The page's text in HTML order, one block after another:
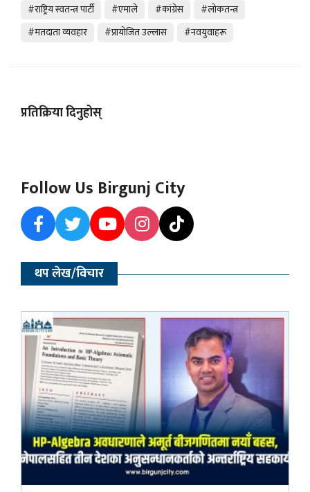
#राष्ट्रिय स्वतन्त्र पार्टी
#एमाले #कांग्रेस
#लोकतन्त्र
#मतदाता व्यवहार
#प्रायोजित उल्लास #नवयुवाहरू
प्रतिक्रिया दिनुहोस्
Follow Us Birgunj City
थप लेख/विचार